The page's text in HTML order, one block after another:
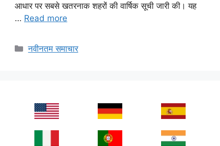
आधार पर सबसे खतरनाक शहरों की वार्षिक सूची जारी की। यह
… Read more
Categories
नवीनतम समाचार